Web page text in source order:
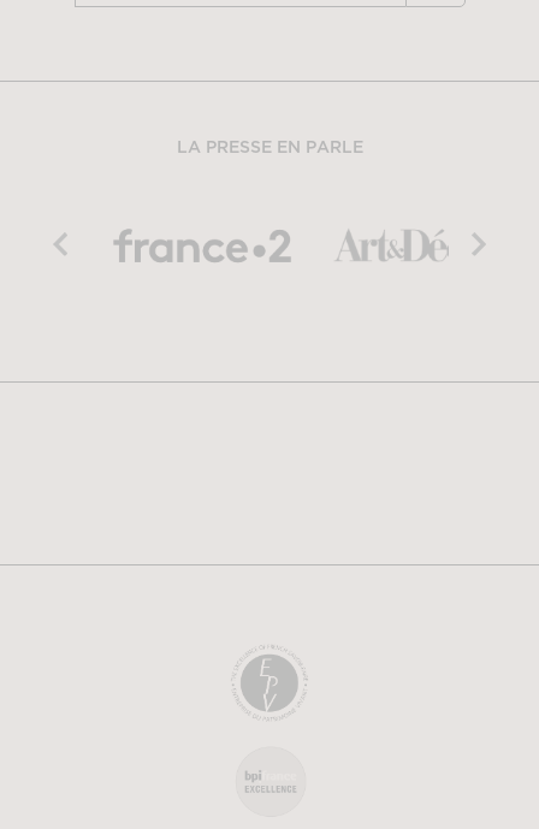
LA PRESSE EN PARLE